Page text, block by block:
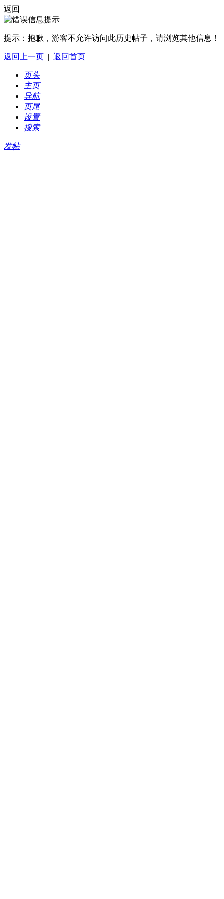
返回
提示： 抱歉，游客不允许访问此历史帖子，请浏览其他信息！
返回上一页 | 返回首页
页头
主页
导航
页尾
设置
搜索
发帖